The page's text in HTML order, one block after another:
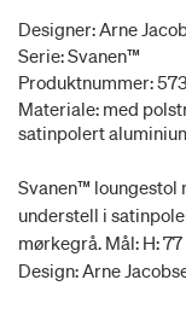
Designer: Arne
Serie: Svanen™
Produktnummer:
Materiale: med
satinpolert
Svanen™ loungestol
understell i
mørkegrå. Mål: H:
Design: Arne